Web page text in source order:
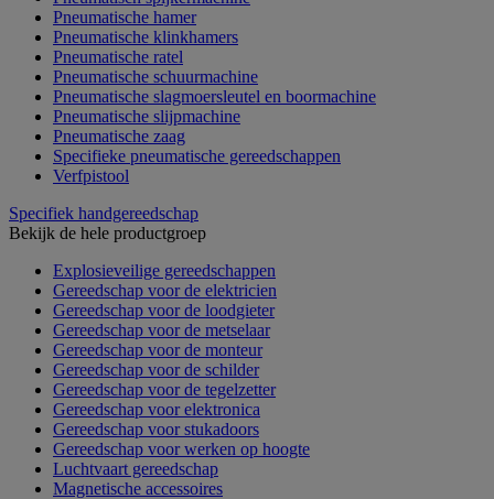
Pneumatische hamer
Pneumatische klinkhamers
Pneumatische ratel
Pneumatische schuurmachine
Pneumatische slagmoersleutel en boormachine
Pneumatische slijpmachine
Pneumatische zaag
Specifieke pneumatische gereedschappen
Verfpistool
Specifiek handgereedschap
Bekijk de hele productgroep
Explosieveilige gereedschappen
Gereedschap voor de elektricien
Gereedschap voor de loodgieter
Gereedschap voor de metselaar
Gereedschap voor de monteur
Gereedschap voor de schilder
Gereedschap voor de tegelzetter
Gereedschap voor elektronica
Gereedschap voor stukadoors
Gereedschap voor werken op hoogte
Luchtvaart gereedschap
Magnetische accessoires